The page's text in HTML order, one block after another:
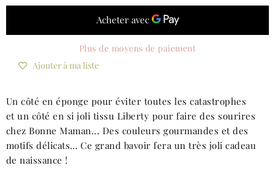
Plus de moyens de paiement
Ajouter à ma liste
Un côté en éponge pour éviter toutes les catastrophes
et un côté en si joli tissu Liberty pour faire des sourires
chez Bonne Maman... Des couleurs gourmandes et des
motifs délicats… Ce grand bavoir fera un très joli cadeau
de naissance !